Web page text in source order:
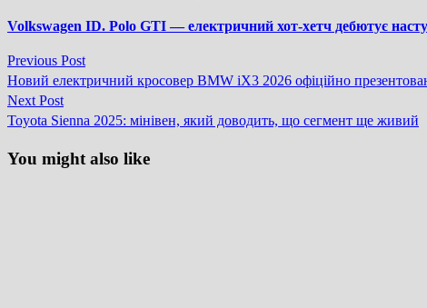
Volkswagen ID. Polo GTI — електричний хот-хетч дебютує
Навігація
записів
Previous PostPrevious
post:
Новий електричний кросовер BMW iX3 2026 офіційно
Next PostNext
post:
Toyota Sienna 2025: мінівен, який доводить, що сегмент ще живий
You might also like